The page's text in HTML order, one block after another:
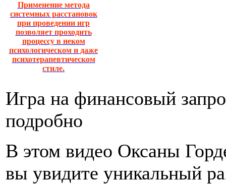
Применение метода
системных расстановок
при проведении игр
позволяет проходить
процессу в неком
психологическом и даже
психотерапевтическом
стиле.
Игра на финансовый
подробно
В этом видео Оксаны
вы увидите уникальный